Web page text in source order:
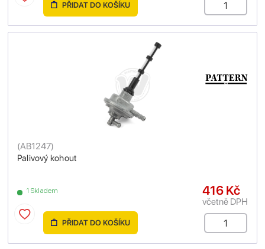
PŘIDAT DO KOŠÍKU
Palivový kohout
(AB1247)
1 Skladem 416 Kč
včetně DPH
PŘIDAT DO KOŠÍKU